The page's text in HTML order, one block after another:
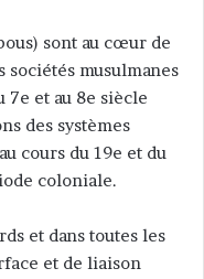
sont au cœur de
musulmanes
7e et au 8e siècle
des systèmes
cours du 19e et du
coloniale.
et dans toutes les
et de liaison